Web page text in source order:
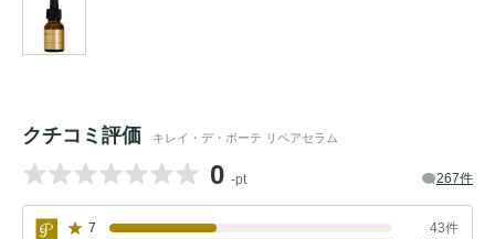
クチコミ評価 キレイ・デ・ボーテ リペアセラム
0 -pt 267件
7
43件